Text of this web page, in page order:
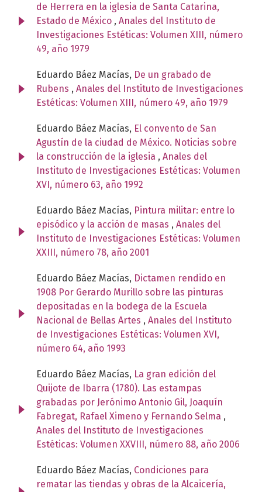
de Herrera en la iglesia de Santa Catarina,
Estado de México , Anales del Instituto de
Investigaciones Estéticas: Volumen XIII, número
49, año 1979
Eduardo Báez Macías, De un grabado de
Rubens , Anales del Instituto de Investigaciones
Estéticas: Volumen XIII, número 49, año 1979
Eduardo Báez Macías, El convento de San
Agustín de la ciudad de México. Noticias sobre
la construcción de la iglesia , Anales del
Instituto de Investigaciones Estéticas: Volumen
XVI, número 63, año 1992
Eduardo Báez Macías, Pintura militar: entre lo
episódico y la acción de masas , Anales del
Instituto de Investigaciones Estéticas: Volumen
XXIII, número 78, año 2001
Eduardo Báez Macías, Dictamen rendido en
1908 Por Gerardo Murillo sobre las pinturas
depositadas en la bodega de la Escuela
Nacional de Bellas Artes , Anales del Instituto
de Investigaciones Estéticas: Volumen XVI,
número 64, año 1993
Eduardo Báez Macías, La gran edición del
Quijote de Ibarra (1780). Las estampas
grabadas por Jerónimo Antonio Gil, Joaquín
Fabregat, Rafael Ximeno y Fernando Selma ,
Anales del Instituto de Investigaciones
Estéticas: Volumen XXVIII, número 88, año 2006
Eduardo Báez Macías, Condiciones para
rematar las tiendas y obras de la Alcaicería,